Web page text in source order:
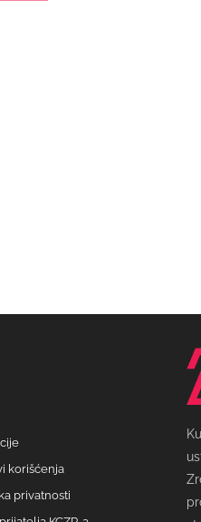
korišćenja
privatnosti